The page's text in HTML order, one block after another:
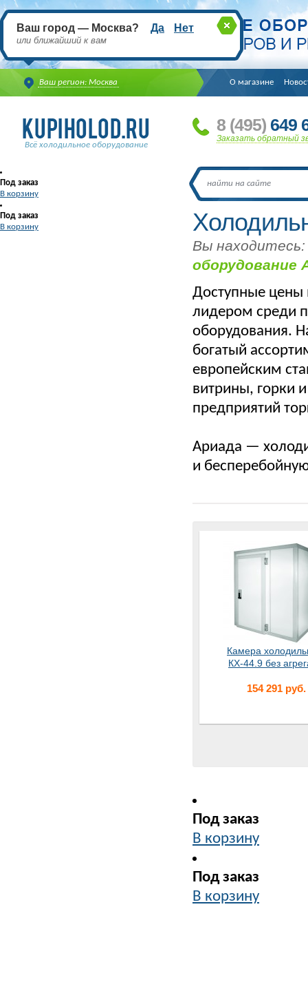
Ваш регион: Москва
Ваш город — Москва? Да Нет
или ближайший к вам
О магазине
Всё холодильное оборудование
8 (495) 649
Заказать обратный
Вы находитесь:
оборудование
Доступные цены
лидером среди
оборудования.
богатый
европейским
витрины, горки
предприятий
Ариада —
и
Камера
КХ-44.9 без
154 291 руб.
Под заказ
В корзину
Под заказ
В корзину
Под заказ
В корзину
Под заказ
В корзину